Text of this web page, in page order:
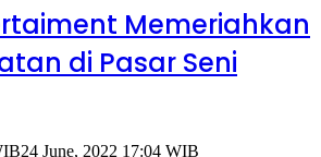
Memeriahkan
di Pasar Seni
24 June, 2022 17:04 WIB